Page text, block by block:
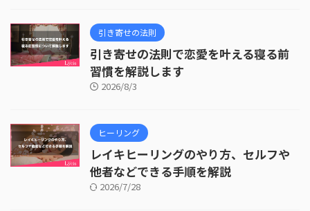
引き寄せの法則
引き寄せの法則で恋愛を叶える寝る前
習慣を解説します
2026/8/3
ヒーリング
レイキヒーリングのやり方、セルフや
他者などできる手順を解説
2026/7/28